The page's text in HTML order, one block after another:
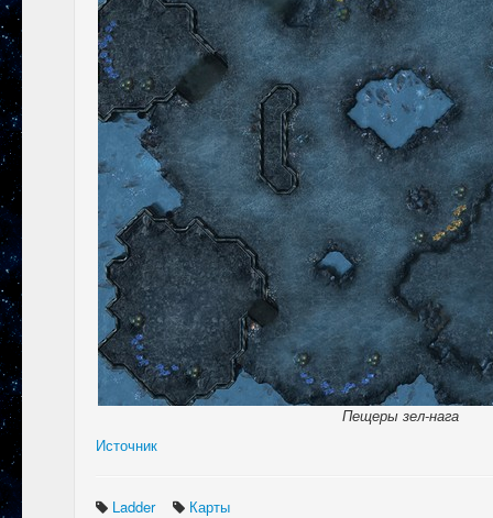
Пещеры зел-нага
Источник
Ladder Карты